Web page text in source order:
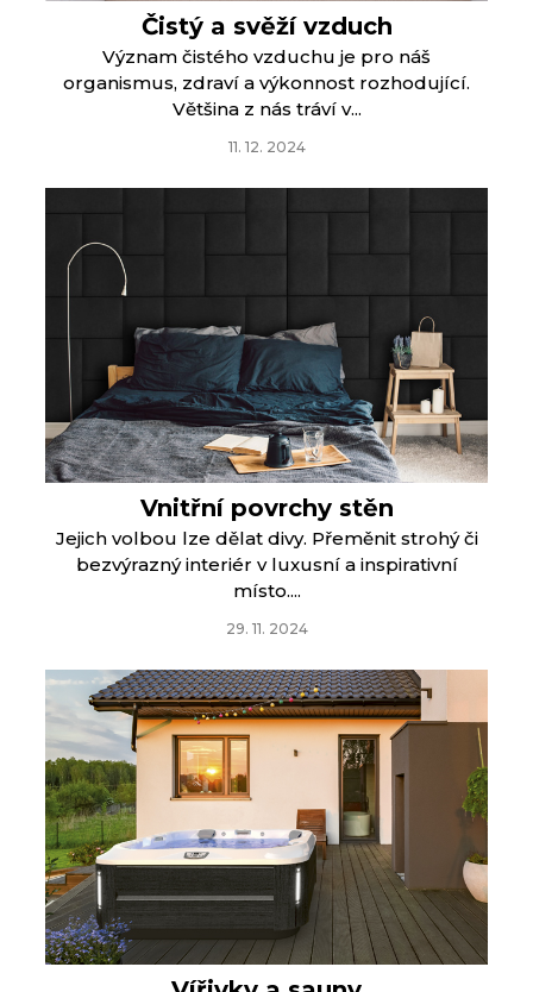
Čistý a svěží vzduch
Význam čistého vzduchu je pro náš
organismus, zdraví a výkonnost rozhodující.
Většina z nás tráví v...
11. 12. 2024
Vnitřní povrchy stěn
Jejich volbou lze dělat divy. Přeměnit strohý či
bezvýrazný interiér v luxusní a inspirativní
místo....
29. 11. 2024